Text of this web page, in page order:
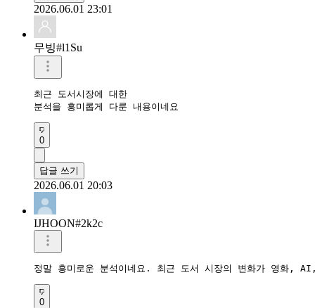
2026.06.01 23:01
무빙#l1Su
최근 도서시장에 대한
분석을 흥미롭게 다룬 내용이네요
0
답글 쓰기
2026.06.01 20:03
IJHOON#2k2c
정말 흥미로운 분석이네요. 최근 도서 시장의 변화가 영화,
0